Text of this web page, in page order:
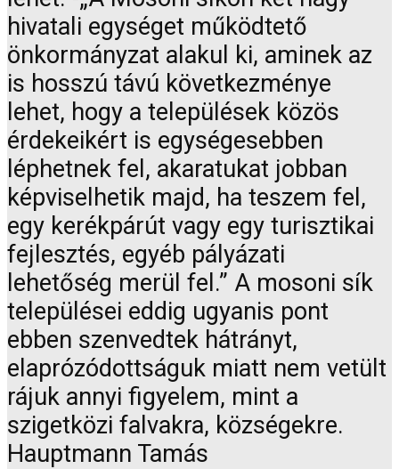
hivatali egységet működtető
önkormányzat alakul ki, aminek az
is hosszú távú következménye
lehet, hogy a települések közös
érdekeikért is egységesebben
léphetnek fel, akaratukat jobban
képviselhetik majd, ha teszem fel,
egy kerékpárút vagy egy turisztikai
fejlesztés, egyéb pályázati
lehetőség merül fel.” A mosoni sík
települései eddig ugyanis pont
ebben szenvedtek hátrányt,
elaprózódottságuk miatt nem vetült
rájuk annyi figyelem, mint a
szigetközi falvakra, községekre.
Hauptmann Tamás